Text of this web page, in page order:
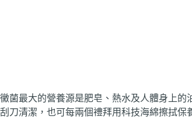
黴菌最大的營養源是肥皂、熱水及人體身上
刮刀清潔，也可每兩個禮拜用科技海綿擦拭保